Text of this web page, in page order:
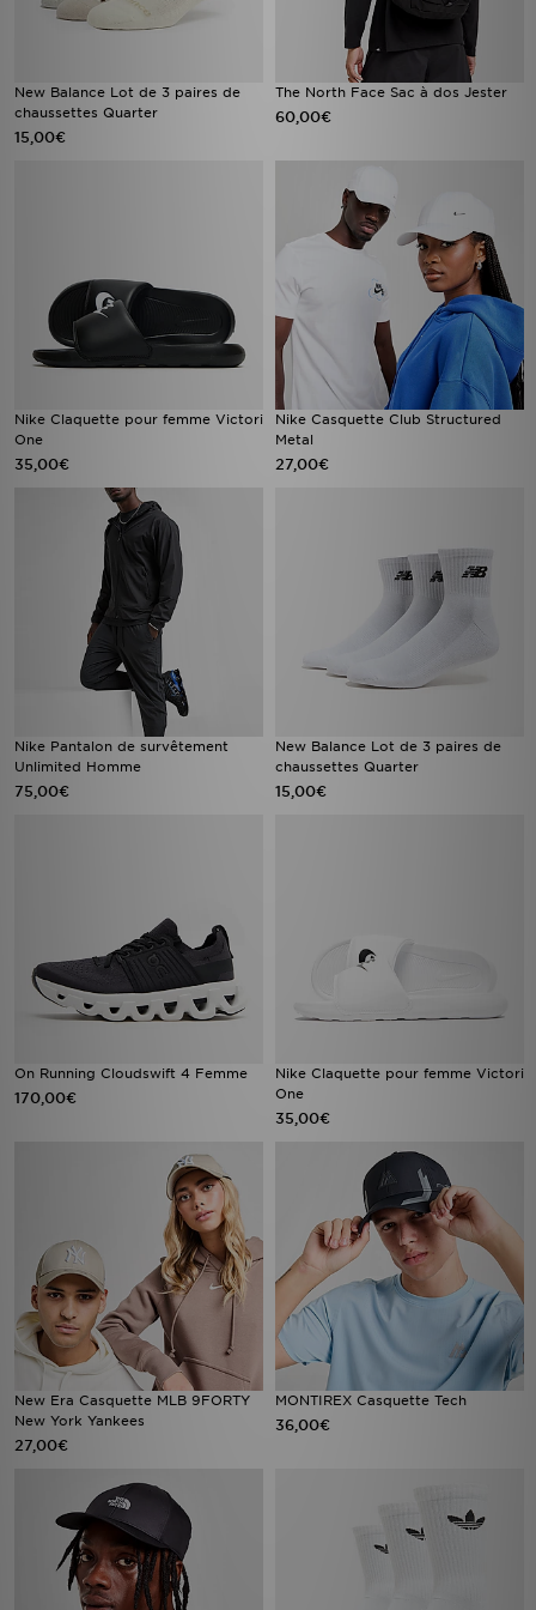
New Balance Lot de 3 paires de
chaussettes Quarter
15,00€
The North Face Sac à dos Jester
60,00€
Nike Claquette pour femme Victori
One
35,00€
Nike Casquette Club Structured
Metal
27,00€
Nike Pantalon de survêtement
Unlimited Homme
75,00€
New Balance Lot de 3 paires de
chaussettes Quarter
15,00€
On Running Cloudswift 4 Femme
170,00€
Nike Claquette pour femme Victori
One
35,00€
New Era Casquette MLB 9FORTY
New York Yankees
27,00€
MONTIREX Casquette Tech
36,00€